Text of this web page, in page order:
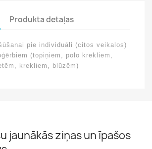
Produkta detaļas
pie individuāli (citos veikalos)
(topiņiem, polo krekliem,
krekliem, blūzēm)
jaunākās ziņas un īpašos